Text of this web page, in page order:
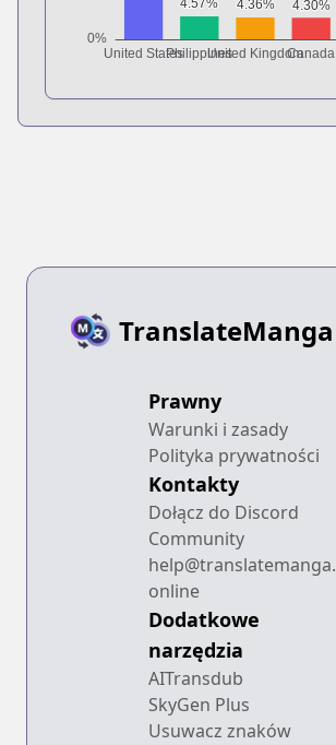
TranslateManga
Prawny
Warunki i zasady
Polityka prywatności
Kontakty
Dołącz do Discord
Community
help@translatemanga.
online
Dodatkowe
narzędzia
AITransdub
SkyGen Plus
Usuwacz znaków